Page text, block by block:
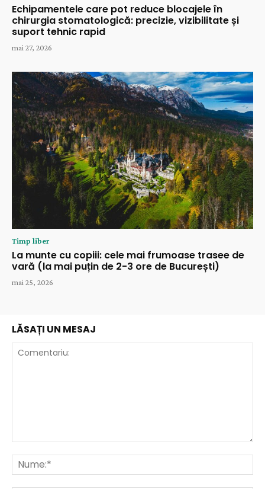
Echipamentele care pot reduce blocajele în
chirurgia stomatologică: precizie, vizibilitate și
suport tehnic rapid
mai 27, 2026
Timp liber
La munte cu copiii: cele mai frumoase trasee de
vară (la mai puțin de 2-3 ore de București)
mai 25, 2026
LĂSAȚI UN MESAJ